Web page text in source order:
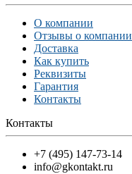
О компании
Отзывы о компании
Доставка
Как купить
Реквизиты
Гарантия
Контакты
Контакты
+7 (495) 147-73-14
info@gkontakt.ru